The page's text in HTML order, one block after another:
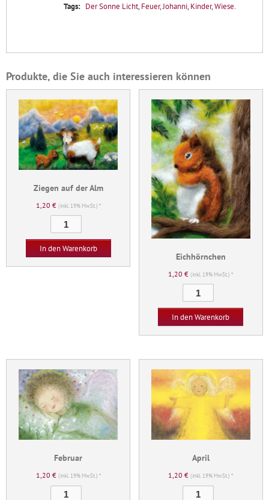
Tags: Der Sonne Licht, Feuer,Johanni, Kinder,Wiese.
Produkte, die Sie auch interessieren können
Ziegen auf der Alm
1,20 € (inkl. 19% MwSt.) *
auf
der
In den Warenkorb
Eichhörnchen
1,20€ (inkl. 19% MwSt.) *
Menge
In den Warenkorb
Februar
1,20 € (inkl. 19% MwSt.) *
April
1,20€ (inkl. 19% MwSt.) *